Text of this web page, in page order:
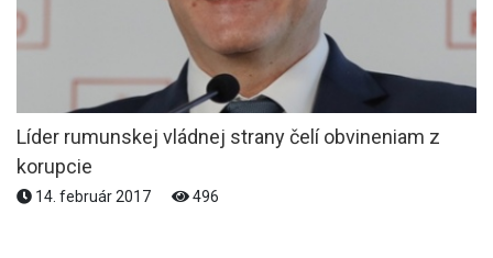
Líder rumunskej vládnej strany čelí obvineniam z
korupcie
14. február 2017 496